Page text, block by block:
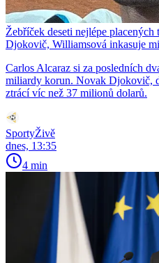
Žebříček deseti nejlépe
Djokovič, Williamsová inkasuje
Carlos Alcaraz si za posledních
miliardy korun. Novak Djokovič,
ztrácí víc než 37 milionů dolarů.
SportyŽivě
dnes, 13:35
4 min